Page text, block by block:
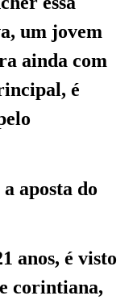
um jovem
ainda com
é
aposta do
anos, é visto
corintiana,